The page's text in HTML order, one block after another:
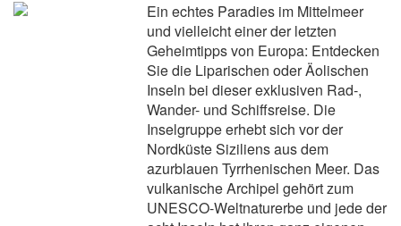
Ein echtes Paradies im Mittelmeer
und vielleicht einer der letzten
Geheimtipps von Europa: Entdecken
Sie die Liparischen oder Äolischen
Inseln bei dieser exklusiven Rad-,
Wander- und Schiffsreise. Die
Inselgruppe erhebt sich vor der
Nordküste Siziliens aus dem
azurblauen Tyrrhenischen Meer. Das
vulkanische Archipel gehört zum
UNESCO-Weltnaturerbe und jede der